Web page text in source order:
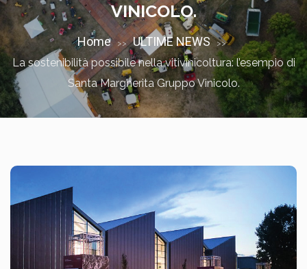
VINICOLO.
Home >> ULTIME NEWS >>
La sostenibilità possibile nella vitivinicoltura: l’esempio di
Santa Margherita Gruppo Vinicolo.